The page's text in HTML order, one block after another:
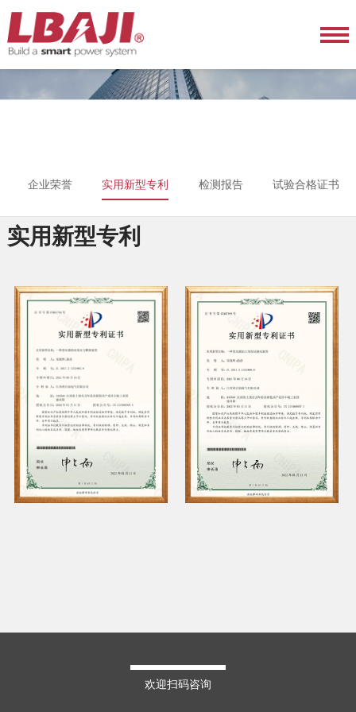
企业荣誉 实用新型专利 检测报告 试验合格证书
实用新型专利
欢迎扫码咨询